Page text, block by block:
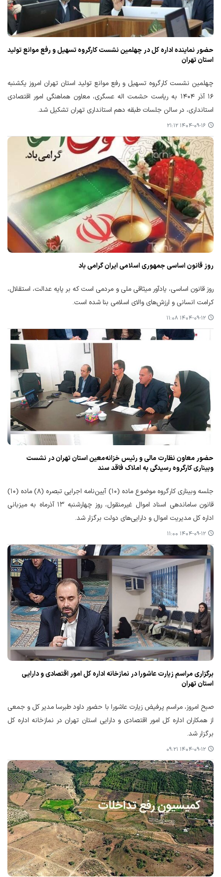
حضور نماینده اداره کل در چهلمین نشست کارگروه تسهیل و رفع موانع تولید
استان تهران
چهلمین نشست کارگروه تسهیل و رفع موانع تولید استان تهران امروز یکشنبه
۱۶ آذر ۱۴۰۴ به ریاست حشمت اله عسگری، معاون هماهنگی امور اقتصادی
استانداری، در سالن جلسات طبقه دهم استانداری تهران تشکیل شد.
۱۴۰۴-۰۹-۱۶ ۲۱:۱۲
روز قانون اساسی جمهوری اسلامی ایران گرامی باد
روز قانون اساسی، یادآور میثاقی ملی و مردمی است که بر پایه عدالت، استقلال،
کرامت انسانی و ارزش‌های والای اسلامی بنا شده است.
۱۴۰۴-۰۹-۱۲ ۱۱:۰۸
حضور معاون نظارت مالی و رئیس خزانه‌معین استان تهران در نشست
وبیناری کارگروه رسیدگی به املاک فاقد سند
جلسه وبیناری کارگروه موضوع ماده (۱۰) آیین‌نامه اجرایی تبصره (۸) ماده (۱۰)
قانون ساماندهی اسناد اموال غیرمنقول، روز چهارشنبه ۱۳ آذرماه به میزبانی
اداره کل مدیریت اموال و دارایی‌های دولت برگزار شد.
۱۴۰۴-۰۹-۱۲ ۱۱:۰۰
برگزاری مراسم زیارت عاشورا در نمازخانه اداره کل امور اقتصادی و دارایی
استان تهران
صبح امروز، مراسم پرفیض زیارت عاشورا با حضور داود طبرسا مدیر کل و جمعی
از همکاران اداره کل امور اقتصادی و دارایی استان تهران در نمازخانه اداره کل
برگزار شد.
۱۴۰۴-۰۹-۱۲ ۰۹:۲۱